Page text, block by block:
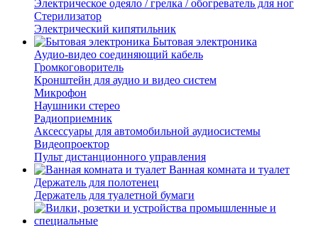
Электрическое одеяло / грелка / обогреватель для ног
Стерилизатор
Электрический кипятильник
Бытовая электроника
Аудио-видео соединяющий кабель
Громкоговоритель
Кронштейн для аудио и видео систем
Микрофон
Наушники стерео
Радиоприемник
Аксессуары для автомобильной аудиосистемы
Видеопроектор
Пульт дистанционного управления
Ванная комната и туалет
Держатель для полотенец
Держатель для туалетной бумаги